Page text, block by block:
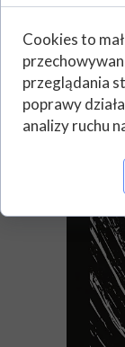
GDYBY
,,DOM
Cookies to
przeglądania
poprawy
analizy ruchu